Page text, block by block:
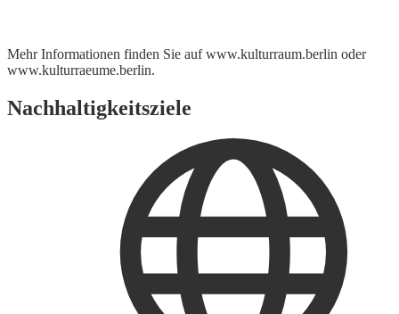
Mehr Informationen finden Sie auf www.kulturraum.berlin oder
www.kulturraeume.berlin.
Nachhaltigkeitsziele